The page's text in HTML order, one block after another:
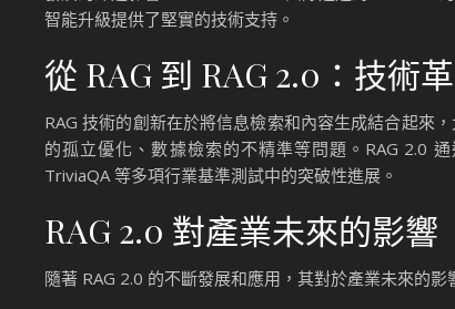
智能升級提供了堅實的技術支持。
從 RAG 到 RAG 2.0：技術
RAG 技術的創新在於將信息檢索和內容生成結合起來
的孤立優化、數據檢索的不精準等問題。RAG 2.0
TriviaQA 等多項行業基準測試中的突破性進展。
RAG 2.0 對產業未來的影響
隨著 RAG 2.0 的不斷發展和應用，其對於產業未來的影